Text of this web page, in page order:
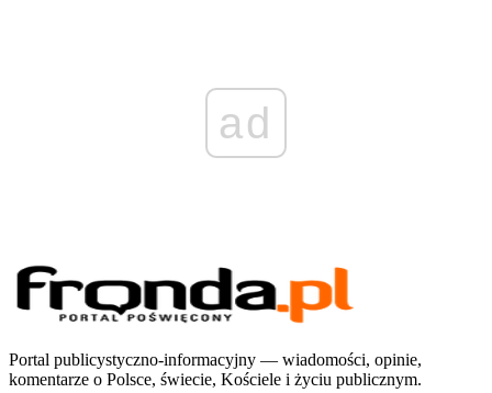
ad
Portal publicystyczno-informacyjny — wiadomości, opinie,
komentarze o Polsce, świecie, Kościele i życiu publicznym.